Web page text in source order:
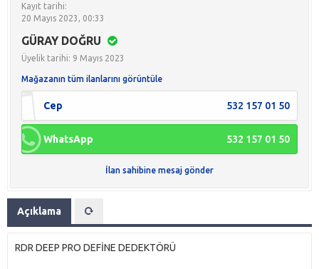
Kayıt tarihi:
20 Mayıs 2023, 00:33
GÜRAY DOĞRU
Üyelik tarihi: 9 Mayıs 2023
Mağazanın tüm ilanlarını görüntüle
Cep 532 157 01 50
WhatsApp 532 157 01 50
İlan sahibine mesaj gönder
Açıklama
RDR DEEP PRO DEFİNE DEDEKTÖRÜ